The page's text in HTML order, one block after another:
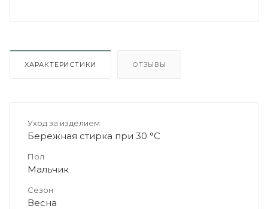
ХАРАКТЕРИСТИКИ ОТЗЫВЫ
Уход за изделием
Бережная стирка при 30 °C
Пол
Мальчик
Сезон
Весна